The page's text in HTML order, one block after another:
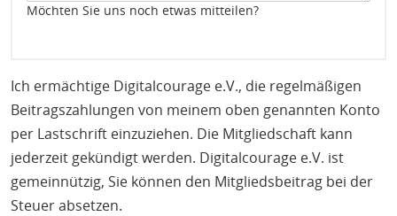
Möchten Sie uns noch etwas mitteilen?
Ich ermächtige Digitalcourage e.V., die regelmäßigen
Beitragszahlungen von meinem oben genannten Konto
per Lastschrift einzuziehen. Die Mitgliedschaft kann
jederzeit gekündigt werden. Digitalcourage e.V. ist
gemeinnützig, Sie können den Mitgliedsbeitrag bei der
Steuer absetzen.